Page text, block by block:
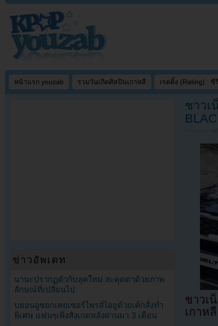
หน้าแรก youzab รวมวันเกิดศิลปินเกาหลี เรตติ้ง (Rating) : ซี
ชาวเ
ชาวเ
เกาหลี
ข่าวอัพเดท
นานะปรากฏตัวกับลุคใหม่ สะดุดตาด้วยภาพ
ลักษณ์ที่เปลี่ยนไป
บยอนอูซอกเคยเซอร์ไพรส์ไอยูด้วยเค้กสั่งทำ
พิเศษ แฟนๆเพิ่งสังเกตหลังผ่านมา 3 เดือน